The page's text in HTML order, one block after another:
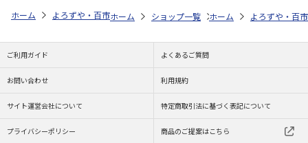
ホーム よろずや・百市 ミッフィー特集 ミッフィー ＤＢ ウッド
ホーム ショップ一覧 よろずや・百市 ミ
ホーム よろずや・百市
ご利用ガイド よくあるご質問
お問い合わせ 利用規約
サイト運営会社について 特定商取引法に基づく表記について
プライバシーポリシー 商品のご提案はこちら